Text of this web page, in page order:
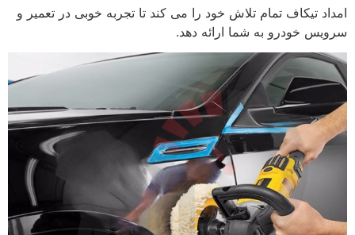
امداد تیکاف تمام تلاش خود را می کند تا تجربه خوبی در تعمیر و
سرویس خودرو به شما ارائه دهد.